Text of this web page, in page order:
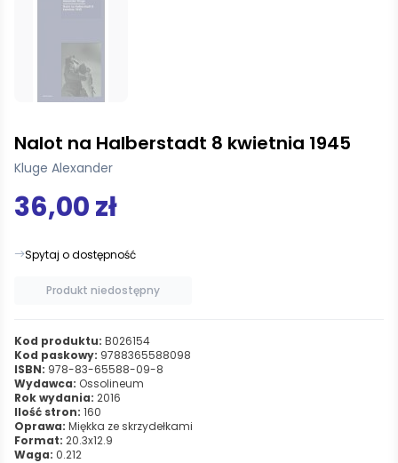
Nalot na Halberstadt 8 kwietnia 1945
Kluge Alexander
36,00 zł
Spytaj o dostępność
Produkt niedostępny
Kod produktu: B026154
Kod paskowy: 9788365588098
ISBN: 978-83-65588-09-8
Wydawca: Ossolineum
Rok wydania: 2016
Ilość stron: 160
Oprawa: Miękka ze skrzydełkami
Format: 20.3x12.9
Waga: 0.212